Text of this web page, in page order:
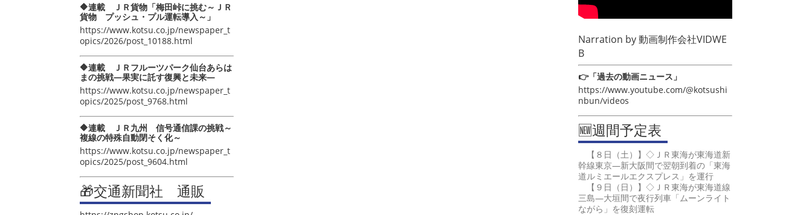
🔶連載 ＪＲ貨物「梅田峠に挑む～ＪＲ
貨物 プッシュ・プル運転導入～」
https://www.kotsu.co.jp/newspaper_t
opics/2026/post_10188.html
🔶連載 ＪＲフルーツパーク仙台あらは
まの挑戦―果実に託す復興と未来―
https://www.kotsu.co.jp/newspaper_t
opics/2025/post_9768.html
🔶連載 ＪＲ九州 信号通信課の挑戦～
複線の特殊自動閉そく化～
https://www.kotsu.co.jp/newspaper_t
opics/2025/post_9604.html
🎁交通新聞社 通販
Narration by動画制作会社VIDWE
B
👉「過去の動画ニュース」
https://www.youtube.com/@kotsushi
nbun/videos
🆕週間予定表
【８日（土）】◇ＪＲ東海が東海道新
幹線東京―新大阪間で翌朝到着の「東海
道ルミエールエクスプレス」を運行
【９日（日）】◇ＪＲ東海が東海道線
三島―大垣間で夜行列車「ムーンライト
ながら」を復刻運転